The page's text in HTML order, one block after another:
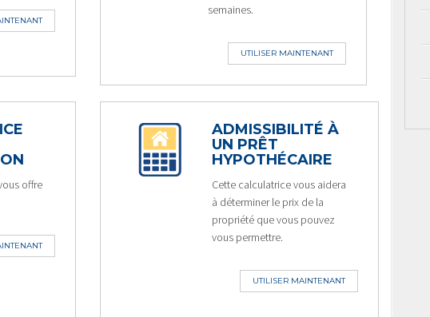
semaines.
UTILISER MAINTENANT
offre
ADMISSIBILITÉ À
UN PRÊT
HYPOTHÉCAIRE
Cette calculatrice vous aidera
à déterminer le prix de la
propriété que vous pouvez
vous permettre.
UTILISER MAINTENANT